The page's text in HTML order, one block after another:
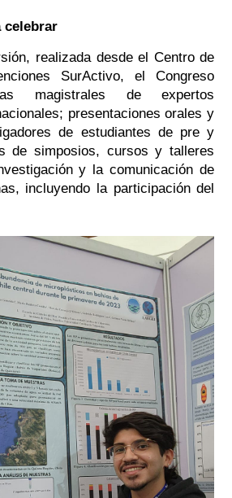
celebrar
realizada desde el Centro de
SurActivo, el Congreso
magistrales de expertos
presentaciones orales y
de estudiantes de pre y
de simposios, cursos y talleres
y la comunicación de
incluyendo la participación del